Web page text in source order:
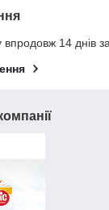
14 днів